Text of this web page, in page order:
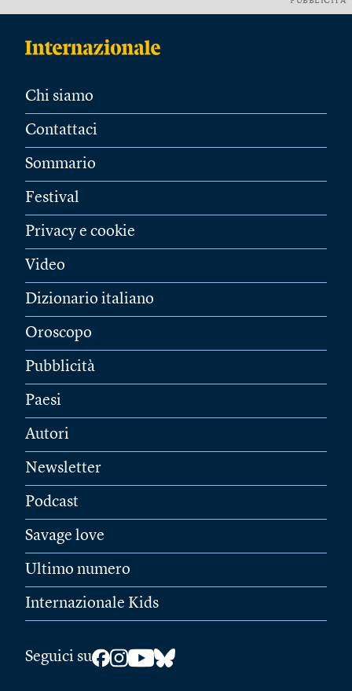
Chi siamo
Contattaci
Sommario
Festival
Privacy e cookie
Video
Dizionario italiano
Oroscopo
Pubblicità
Paesi
Autori
Newsletter
Podcast
Savage love
Ultimo numero
Internazionale Kids
Seguici su